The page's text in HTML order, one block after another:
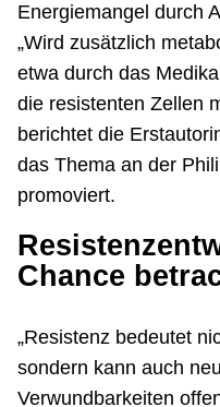
Energiemangel durch
„Wird zusätzlich
etwa durch das
die resistenten Zellen
berichtet die
das Thema an der
promoviert.
Chance
„Resistenz bedeutet
sondern kann auch
Verwundbarkeiten